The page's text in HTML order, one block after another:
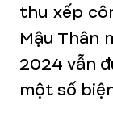
thu xếp
Mậu Thân
2024 vẫn
một số